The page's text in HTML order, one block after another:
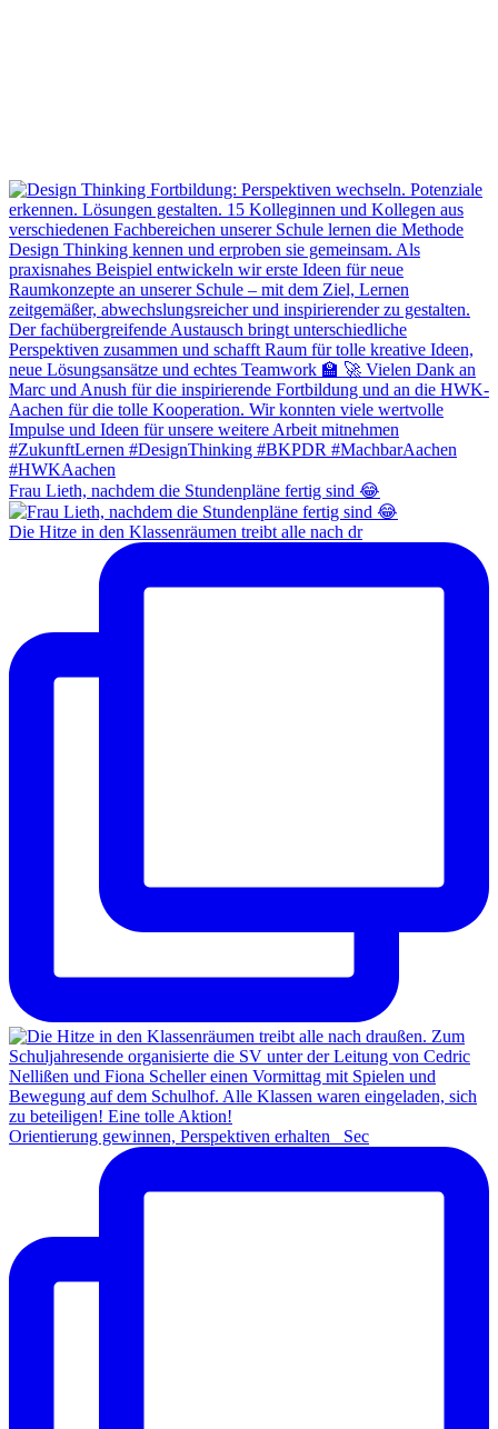
Frau Lieth, nachdem die Stundenpläne fertig sind 😂
Die Hitze in den Klassenräumen treibt alle nach dr
Orientierung gewinnen, Perspektiven erhalten Sec